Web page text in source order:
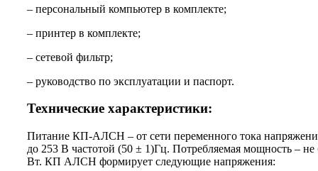
– персональный компьютер в комплекте;
– принтер в комплекте;
– сетевой фильтр;
– руководство по эксплуатации и паспорт.
Технические характеристики:
Питание КП-АЛСН – от сети переменного тока
до 253 В частотой (50 ± 1)Гц. Потребляемая мощность – не
Вт. КП АЛСН формирует следующие напряжения: